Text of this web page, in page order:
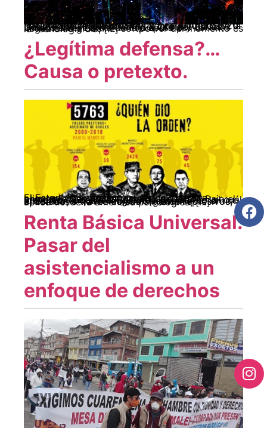
Por: Ricardo Machado en: http://www.ihu.unisinos.br/| 22 de julio de 2020 Las preguntas geopolíticas sobre el futuro de la Inteligencia Artificial (AI) y el Internet de las Cosas ( IoF ) han colocado a China y Estados Unidos en el centro de la disputa por la hegemonía global. El softpower del momento es la tecnología 5G, […]
¿Legítima defensa?…
Causa o pretexto.
El Estado colombiano, al servicio de una oligarquía sangrienta y mafiosa, se ha convertido en un instrumento de terror. Bajo el pretexto de combatir al enemigo interno, al cuál identifica en los movimientos populares, la oposición o quien tenga un pensamiento crítico, el Estado, a través de sus órganos represivos, aplica desde la amenaza psicológica, […]
Renta Básica Universal:
Pasar del
asistencialismo a un
enfoque de derechos